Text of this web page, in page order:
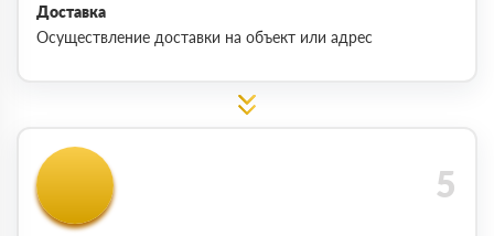
Доставка
Осуществление доставки на объект или адрес